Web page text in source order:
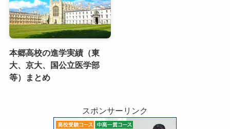
本郷高校の進学実績（東
大、京大、国公立医学部
等）まとめ
スポンサーリンク